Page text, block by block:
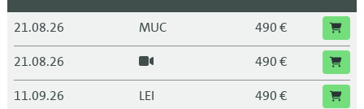
21.08.26 MUC
490 €
21.08.26
490 €
11.09.26
LEI
490 €